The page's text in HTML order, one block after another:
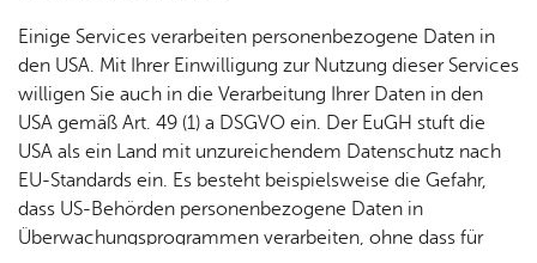
Ämter
A–Z
Diens
t­leis­
tun­gen
A–Z
For­
fent­li­
che
Be­
kannt­
ma­
chun­
Bil­
dung
& Be­
treu­
ung
Potz­
Bau­
stel­len
& Um­
lei­tun­
Um­
welt &
Kli­ma­
Fa­mi­lie
& Kin­
der
Se­nio­
ren
Woh­
nen
Gerne beraten wir Sie persönlich und individuell. Wir
Einige Services verarbeiten personenbezogene Daten in
den USA. Mit Ihrer Einwilligung zur Nutzung dieser Services
willigen Sie auch in die Verarbeitung Ihrer Daten in den
USA gemäß Art. 49 (1) a DSGVO ein. Der EuGH stuft die
USA als ein Land mit unzureichendem Datenschutz nach
EU-Standards ein. Es besteht beispielsweise die Gefahr,
dass US-Behörden personenbezogene Daten in
Überwachungsprogrammen verarbeiten, ohne dass für